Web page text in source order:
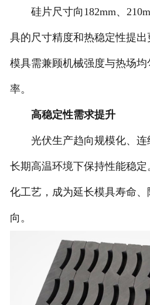
硅片尺寸向182mm、
具的尺寸精度和热稳定性提
模具需兼顾机械强度与热场
率。
高稳定性需求提升
光伏生产趋向规模化、连
长期高温环境下保持性能稳
化工艺，成为延长模具寿命
向。